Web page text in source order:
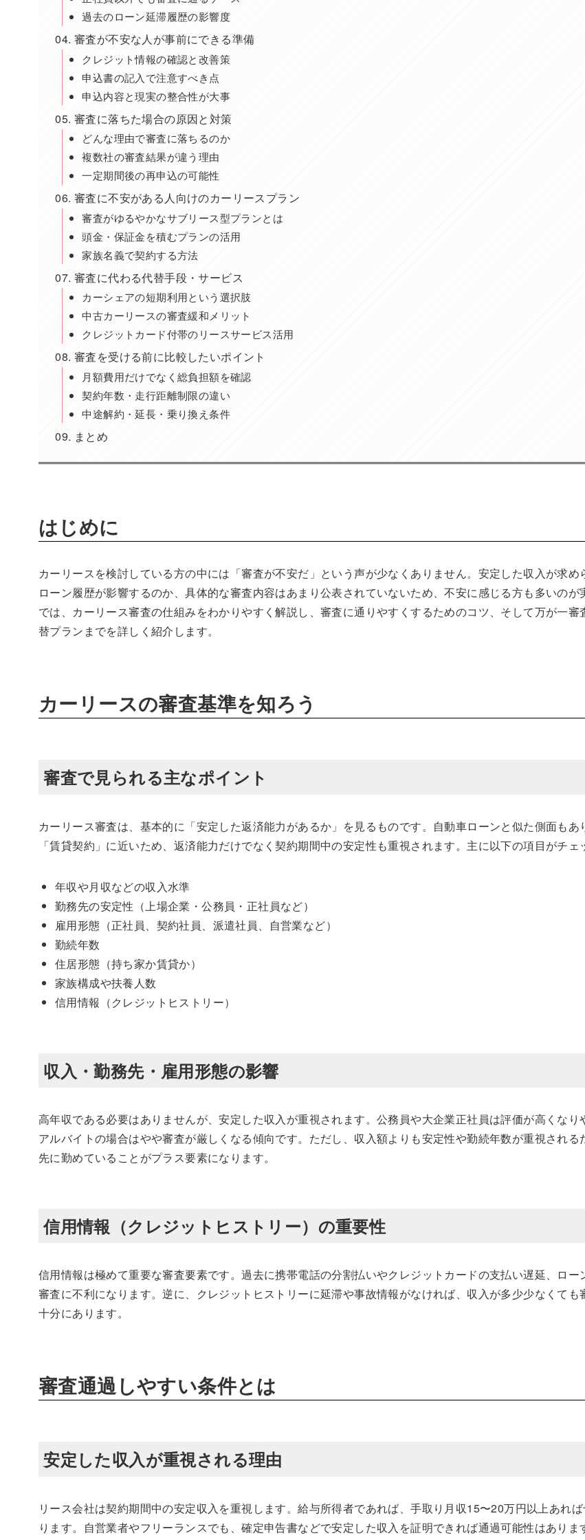
過去のローン延滞履歴の影響度
審査が不安な人が事前にできる準備
クレジット情報の確認と改善策
申込書の記入で注意すべき点
申込内容と現実の整合性が大事
審査に落ちた場合の原因と対策
どんな理由で審査に落ちるのか
複数社の審査結果が違う理由
一定期間後の再申込の可能性
審査に不安がある人向けのカーリースプラン
審査がゆるやかなサブリース型プランとは
頭金・保証金を積むプランの活用
家族名義で契約する方法
審査に代わる代替手段・サービス
カーシェアの短期利用という選択肢
中古カーリースの審査緩和メリット
クレジットカード付帯のリースサービス活用
審査を受ける前に比較したいポイント
月額費用だけでなく総負担額を確認
契約年数・走行距離制限の違い
中途解約・延長・乗り換え条件
まとめ
はじめに
カーリースを検討している方の中には「審査が不安だ」という声が少なくありません。安定した収入が求め
ローン履歴が影響するのか、具体的な審査内容はあまり公表されていないため、不安に感じる方も多いのが
では、カーリース審査の仕組みをわかりやすく解説し、審査に通りやすくするためのコツ、そして万が一審
替プランまでを詳しく紹介します。
カーリースの審査基準を知ろう
審査で見られる主なポイント
カーリース審査は、基本的に「安定した返済能力があるか」を見るものです。自動車ローンと似た側面もあ
「賃貸契約」に近いため、返済能力だけでなく契約期間中の安定性も重視されます。主に以下の項目がチェ
年収や月収などの収入水準
勤務先の安定性（上場企業・公務員・正社員など）
雇用形態（正社員、契約社員、派遣社員、自営業など）
勤続年数
住居形態（持ち家か賃貸か）
家族構成や扶養人数
信用情報（クレジットヒストリー）
収入・勤務先・雇用形態の影響
高年収である必要はありませんが、安定した収入が重視されます。公務員や大企業正社員は評価が高くなり
アルバイトの場合はやや審査が厳しくなる傾向です。ただし、収入額よりも安定性や勤続年数が重視される
先に勤めていることがプラス要素になります。
信用情報（クレジットヒストリー）の重要性
信用情報は極めて重要な審査要素です。過去に携帯電話の分割払いやクレジットカードの支払い遅延、ロー
審査に不利になります。逆に、クレジットヒストリーに延滞や事故情報がなければ、収入が多少少なくても
十分にあります。
審査通過しやすい条件とは
安定した収入が重視される理由
リース会社は契約期間中の安定収入を重視します。給与所得者であれば、手取り月収15〜20万円以上あれ
ります。自営業者やフリーランスでも、確定申告書などで安定した収入を証明できれば通過可能性はありま